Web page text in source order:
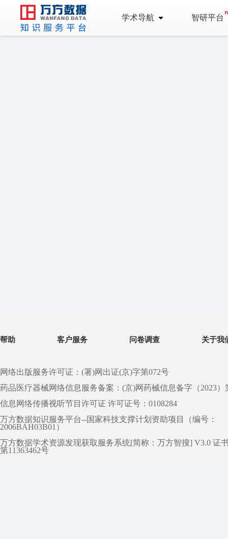
学术导航 智研平台
帮助 客户服务 问卷调查 关于我
网络出版服务许可证：(署)网出证(京)字第072号
药品医疗器械网络信息服务备案：(京)网药械信息备字（2023）
信息网络传播视听节目许可证 许可证号：0108284
万方数据知识服务平台--国家科技支撑计划资助项目（编号：
2006BAH03B01）
万方数据学术资源发现获取服务系统[简称：万方智搜] V3.0 证
第11363462号